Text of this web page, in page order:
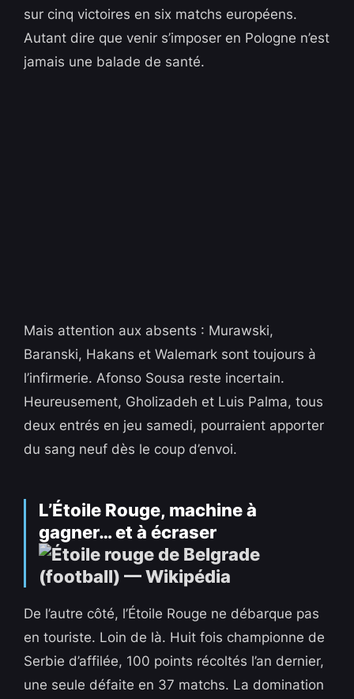
sur cinq victoires en six matchs européens.
Autant dire que venir s’imposer en Pologne n’est
jamais une balade de santé.
Mais attention aux absents : Murawski,
Baranski, Hakans et Walemark sont toujours à
l’infirmerie. Afonso Sousa reste incertain.
Heureusement, Gholizadeh et Luis Palma, tous
deux entrés en jeu samedi, pourraient apporter
du sang neuf dès le coup d’envoi.
L’Étoile Rouge, machine à
gagner… et à écraser
De l’autre côté, l’Étoile Rouge ne débarque pas
en touriste. Loin de là. Huit fois championne de
Serbie d’affilée, 100 points récoltés l’an dernier,
une seule défaite en 37 matchs. La domination